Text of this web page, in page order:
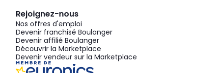
Rejoignez-nous
Nos offres d'emploi
Devenir franchisé Boulanger
Devenir affilié Boulanger
Découvrir la Marketplace
Devenir vendeur sur la Marketplace